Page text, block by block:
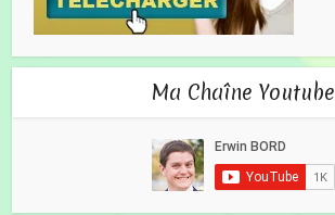
Ma Chaîne Youtube